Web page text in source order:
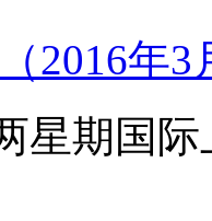
2016年
星期国